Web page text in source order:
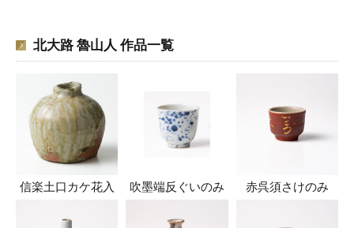
北大路 魯山人 作品一覧
信楽土口カケ花入 吹墨端反ぐいのみ 赤呉須さけのみ